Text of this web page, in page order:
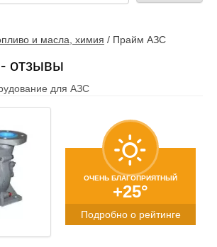
и масла, химия / Прайм АЗС
отзывы
для АЗС
ОЧЕНЬ БЛАГОПРИЯТНЫЙ
+25°
Подробно о рейтинге